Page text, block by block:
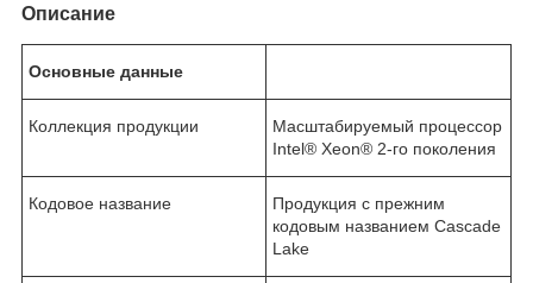
Описание
Основные данные
Коллекция продукции
Масштабируемый процессор
Intel® Xeon® 2-го поколения
Кодовое название
Продукция с прежним
кодовым названием Cascade
Lake